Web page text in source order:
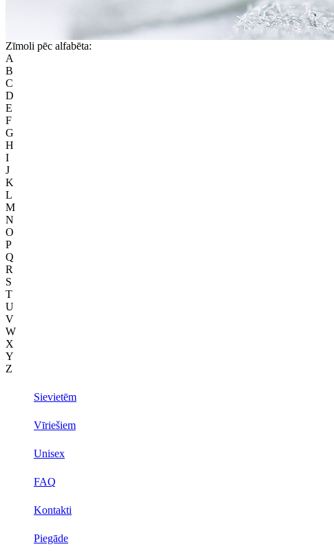
Zīmoli pēc alfabēta:
A
B
C
D
E
F
G
H
I
J
K
L
M
N
O
P
Q
R
S
T
U
V
W
X
Y
Z
Sievietēm
Vīriešiem
Unisex
FAQ
Kontakti
Piegāde